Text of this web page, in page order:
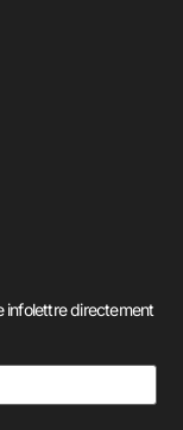
infolettre directement